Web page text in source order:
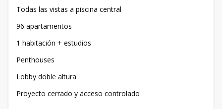
Todas las vistas a piscina central
96 apartamentos
1 habitación + estudios
Penthouses
Lobby doble altura
Proyecto cerrado y acceso controlado